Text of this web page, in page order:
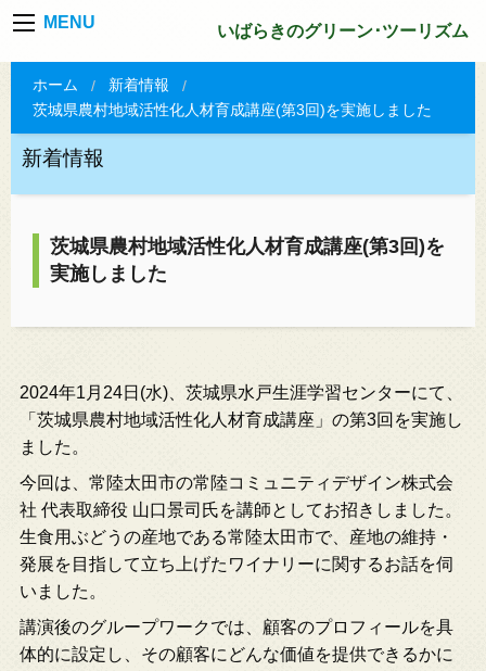
MENU いばらきのグリーン･ツーリズム
ホーム
新着情報
茨城県農村地域活性化人材育成講座(第3回)を実施しました
新着情報
茨城県農村地域活性化人材育成講座(第3回)を
実施しました
2024年1月24日(水)、茨城県水戸生涯学習センターにて、
「茨城県農村地域活性化人材育成講座」の第3回を実施し
ました。
今回は、常陸太田市の常陸コミュニティデザイン株式会
社 代表取締役 山口景司氏を講師としてお招きしました。
生食用ぶどうの産地である常陸太田市で、産地の維持・
発展を目指して立ち上げたワイナリーに関するお話を伺
いました。
講演後のグループワークでは、顧客のプロフィールを具
体的に設定し、その顧客にどんな価値を提供できるかに